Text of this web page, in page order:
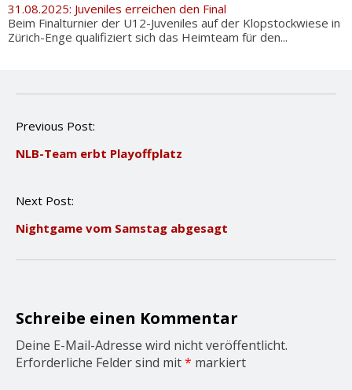
31.08.2025: Juveniles erreichen den Final
Beim Finalturnier der U12-Juveniles auf der Klopstockwiese in
Zürich-Enge qualifiziert sich das Heimteam für den...
P
s
a
i
o
n
Previous Post:
NLB-Team erbt Playoffplatz
Next Post:
Nightgame vom Samstag abgesagt
Schreibe einen Kommentar
Deine E-Mail-Adresse wird nicht veröffentlicht.
Erforderliche Felder sind mit* markiert